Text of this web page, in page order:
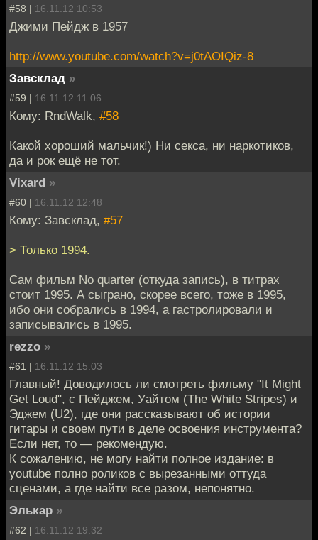
#58 | 16.11.12 10:53
Джими Пейдж в 1957
http://www.youtube.com/watch?v=j0tAOIQiz-8
Завсклад »
#59 | 16.11.12 11:06
Кому: RndWalk, #58
Какой хороший мальчик!) Ни секса, ни наркотиков,
да и рок ещё не тот.
Vixard »
#60 | 16.11.12 12:48
Кому: Завсклад, #57
> Только 1994.
Сам фильм No quarter (откуда запись), в титрах
стоит 1995. А сыграно, скорее всего, тоже в 1995,
ибо они собрались в 1994, а гастролировали и
записывались в 1995.
rezzo »
#61 | 16.11.12 15:03
Главный! Доводилось ли смотреть фильму "It Might
Get Loud", с Пейджем, Уайтом (The White Stripes) и
Эджем (U2), где они рассказывают об истории
гитары и своем пути в деле освоения инструмента?
Если нет, то — рекомендую.
К сожалению, не могу найти полное издание: в
youtube полно роликов с вырезанными оттуда
сценами, а где найти все разом, непонятно.
Элькар »
#62 | 16.11.12 19:32